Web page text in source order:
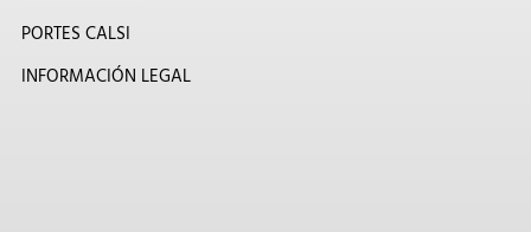
PORTES CALSI
INFORMACIÓN LEGAL